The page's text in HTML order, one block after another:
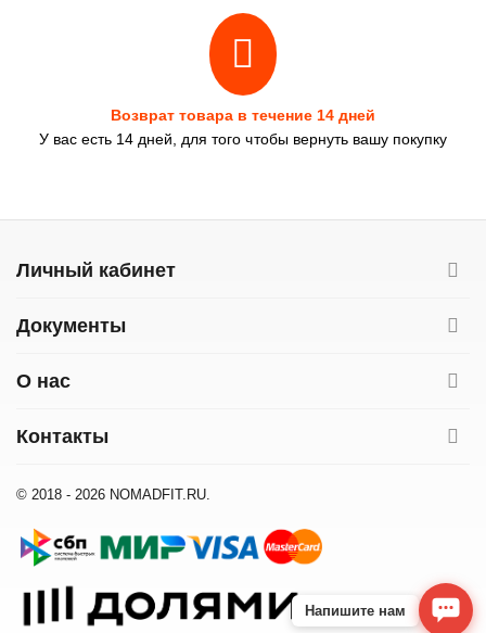
Возврат товара в течение 14 дней
У вас есть 14 дней, для того чтобы вернуть вашу покупку
Напишите нам
Личный кабинет
Документы
О нас
Контакты
© 2018 - 2026 NOMADFIT.RU.